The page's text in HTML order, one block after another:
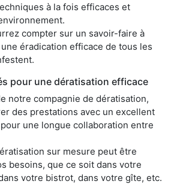
à la fois efficaces et
compter sur un savoir-faire à
éradication efficace de tous les
pour une dératisation efficace
notre compagnie de dératisation,
des prestations avec un excellent
une longue collaboration entre
sur mesure peut être
besoins, que ce soit dans votre
votre bistrot, dans votre gîte, etc.